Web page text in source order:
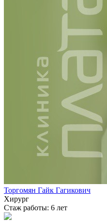
Торгомян Гайк Гагикович
Хирург
Стаж работы: 6 лет